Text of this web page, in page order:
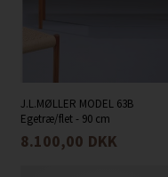
J.L.MØLLER MODEL 63B
Egetræ/flet - 90 cm
8.100,00 DKK